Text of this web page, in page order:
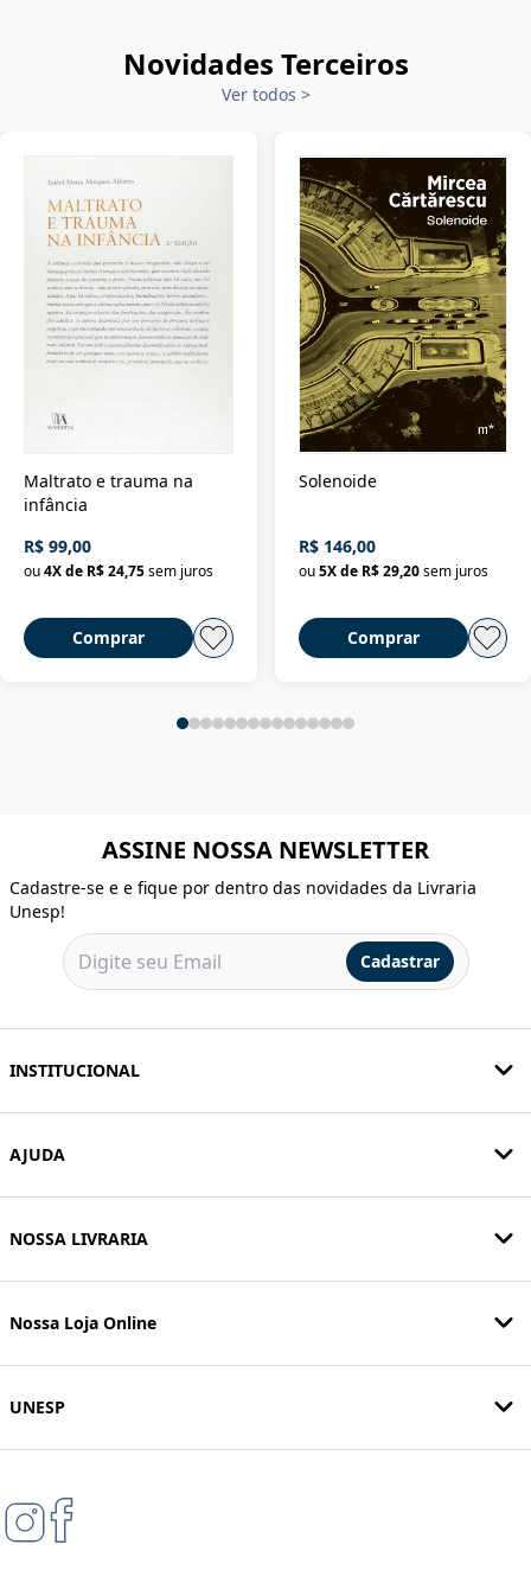
Novidades Terceiros
Ver todos >
Maltrato e trauma na
infância
R$ 99,00
ou4X de R$ 24,75sem juros
Comprar
Solenoide
R$ 146,00
ou 5X de R$ 29,20 sem juros
Comprar
ASSINE NOSSA NEWSLETTER
Cadastre-se e e fique por dentro das novidades da Livraria
Unesp!
Cadastrar
INSTITUCIONAL
AJUDA
NOSSA LIVRARIA
Nossa Loja Online
UNESP